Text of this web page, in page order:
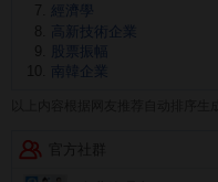
經濟學
高新技術企業
股票振幅
南韓企業